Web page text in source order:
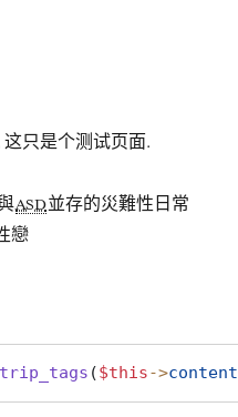
这只是个测试页面.
ASD並存的災難性日常
戀
($this->content